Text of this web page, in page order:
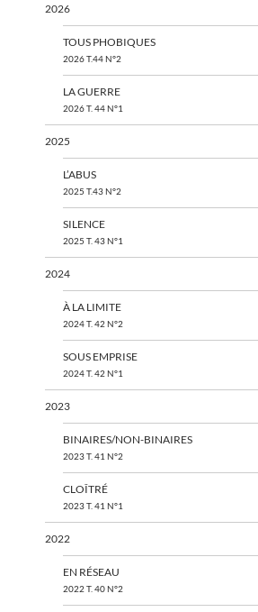
2026
TOUS PHOBIQUES
2026 T.44 N°2
LA GUERRE
2026 T. 44 N°1
2025
L’ABUS
2025 T.43 N°2
SILENCE
2025 T. 43 N°1
2024
À LA LIMITE
2024 T. 42 N°2
SOUS EMPRISE
2024 T. 42 N°1
2023
BINAIRES/NON-BINAIRES
2023 T. 41 N°2
CLOÎTRÉ
2023 T. 41 N°1
2022
EN RÉSEAU
2022 T. 40 N°2